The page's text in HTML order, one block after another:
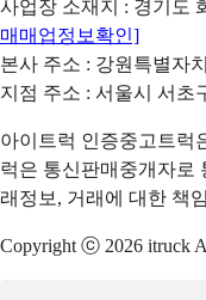
사업장 소재지 : 경기도
매매업정보확인]
본사 주소 : 강원특별자
지점 주소 : 서울시 서초
아이트럭 인증중고트럭
럭은 통신판매중개자로
래정보, 거래에 대한 책
Copyright ⓒ 2026 itruck